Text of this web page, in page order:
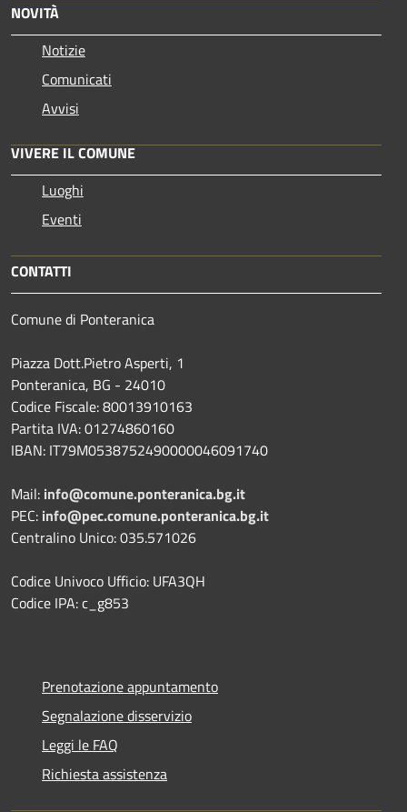
NOVITÀ
Notizie
Comunicati
Avvisi
VIVERE IL COMUNE
Luoghi
Eventi
CONTATTI
Comune di Ponteranica
Piazza Dott.Pietro Asperti, 1
Ponteranica, BG - 24010
Codice Fiscale: 80013910163
Partita IVA: 01274860160
IBAN: IT79M0538752490000046091740
Mail: info@comune.ponteranica.bg.it
PEC: info@pec.comune.ponteranica.bg.it
Centralino Unico: 035.571026
Codice Univoco Ufficio: UFA3QH
Codice IPA: c_g853
Prenotazione appuntamento
Segnalazione disservizio
Leggi le FAQ
Richiesta assistenza